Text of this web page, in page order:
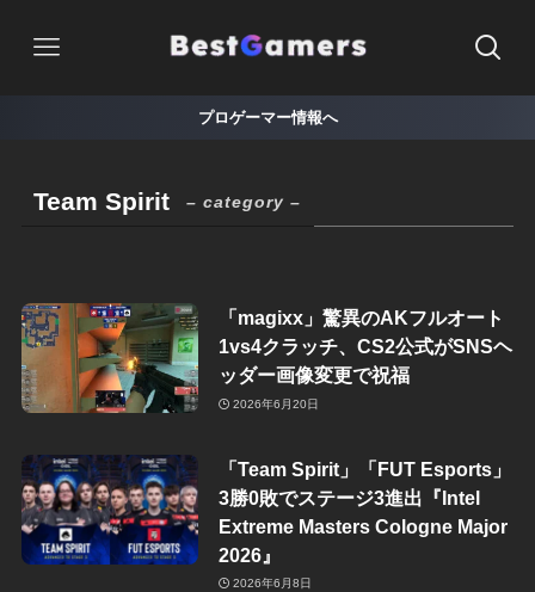
プロゲーマー情報へ
Team Spirit – category –
「magixx」驚異のAKフルオート
1vs4クラッチ、CS2公式がSNSヘ
ッダー画像変更で祝福
2026年6月20日
「Team Spirit」「FUT Esports」
3勝0敗でステージ3進出『Intel
Extreme Masters Cologne Major
2026』
2026年6月8日